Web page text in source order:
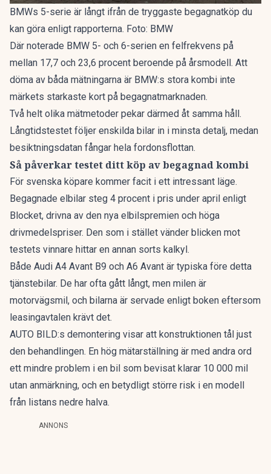
BMWs 5-serie är långt ifrån de tryggaste begagnatköp du
kan göra enligt rapporterna. Foto: BMW
Där noterade BMW 5- och 6-serien en felfrekvens på
mellan 17,7 och 23,6 procent beroende på årsmodell. Att
döma av båda mätningarna är BMW:s stora kombi inte
märkets starkaste kort på begagnatmarknaden.
Två helt olika mätmetoder pekar därmed åt samma håll.
Långtidstestet följer enskilda bilar in i minsta detalj, medan
besiktningsdatan fångar hela fordonsflottan.
Så påverkar testet ditt köp av begagnad kombi
För svenska köpare kommer facit i ett intressant läge.
Begagnade elbilar steg 4 procent i pris under april enligt
Blocket, drivna av den nya elbilspremien och höga
drivmedelspriser. Den som i stället vänder blicken mot
testets vinnare hittar en annan sorts kalkyl.
Både Audi A4 Avant B9 och A6 Avant är typiska före detta
tjänstebilar. De har ofta gått långt, men milen är
motorvägsmil, och bilarna är servade enligt boken eftersom
leasingavtalen krävt det.
AUTO BILD:s demontering visar att konstruktionen tål just
den behandlingen. En hög mätarställning är med andra ord
ett mindre problem i en bil som bevisat klarar 10 000 mil
utan anmärkning, och en betydligt större risk i en modell
från listans nedre halva.
ANNONS